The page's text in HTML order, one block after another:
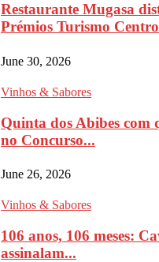
Restaurante Mugasa
Prémios Turismo
June 30, 2026
Vinhos & Sabores
Quinta dos Abibes com
no Concurso...
June 26, 2026
Vinhos & Sabores
106 anos, 106 meses:
assinalam...